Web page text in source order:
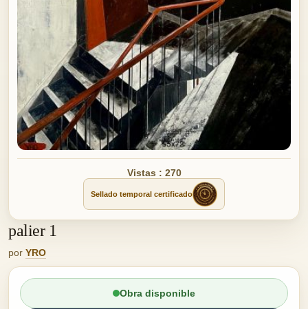
Vistas : 270
Sellado temporal certificado
palier 1
por YRO
Obra disponible